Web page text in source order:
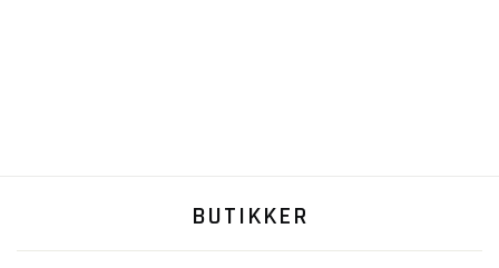
BUTIKKER